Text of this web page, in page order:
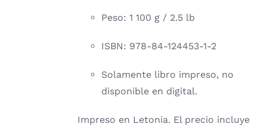
Peso: 1 100 g / 2.5 lb
ISBN: 978-84-124453-1-2
Solamente libro impreso, no
disponible en digital.
Impreso en Letonia. El precio incluye